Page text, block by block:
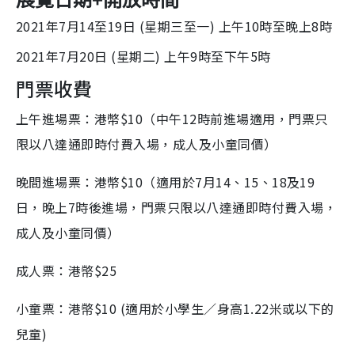
2021年7月14至19日 (星期三至一) 上午10時至晚上8時
2021年7月20日 (星期二) 上午9時至下午5時
門票收費
上午進場票：港幣$10（中午12時前進場適用，門票只
限以八達通即時付費入場，成人及小童同價）
晚間進場票：港幣$10（適用於7月14、15、18及19
日，晚上7時後進場，門票只限以八達通即時付費入場，
成人及小童同價）
成人票：港幤$25
小童票：港幤$10 (適用於小學生／身高1.22米或以下的
兒童)